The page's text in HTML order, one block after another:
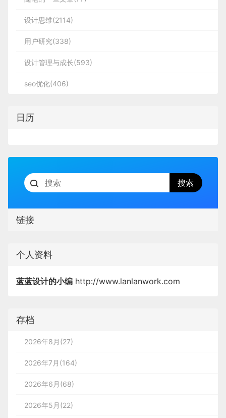
设计思维(2114)
用户研究(338)
设计管理与成长(593)
seo优化(406)
日历
链接
个人资料
蓝蓝设计的小编 http://www.lanlanwork.com
存档
2026年8月(27)
2026年7月(164)
2026年6月(68)
2026年5月(22)